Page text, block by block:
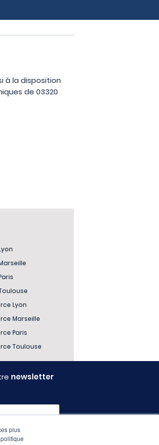
plus
à la disposition
de 03320
Lyon
Marseille
Paris
Toulouse
newsletter